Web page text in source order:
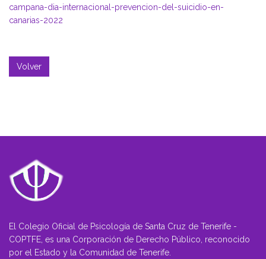
campana-dia-internacional-prevencion-del-suicidio-en-
canarias-2022
Volver
El Colegio Oficial de Psicología de Santa Cruz de Tenerife -
COPTFE, es una Corporación de Derecho Público, reconocido
por el Estado y la Comunidad de Tenerife.